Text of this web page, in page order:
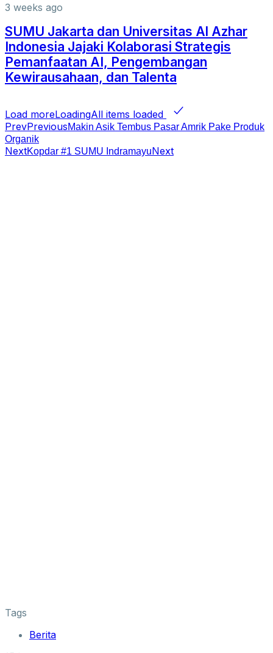
3 weeks ago
SUMU Jakarta dan Universitas Al Azhar
Indonesia Jajaki Kolaborasi Strategis
Pemanfaatan AI, Pengembangan
Kewirausahaan, dan Talenta
Load moreLoadingAll items loaded
PrevPreviousMakin Asik Tembus Pasar Amrik Pake Produk
Organik
NextKopdar #1 SUMU IndramayuNext
Tags
Berita